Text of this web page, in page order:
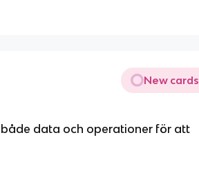
New cards
data och operationer för att